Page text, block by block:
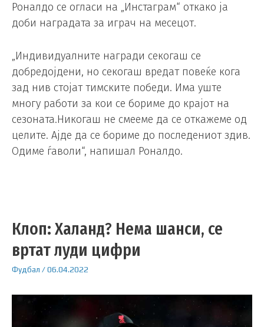
Роналдо се огласи на „Инстаграм“ откако ја
доби наградата за играч на месецот.
„Индивидуалните награди секогаш се
добредојдени, но секогаш вредат повеќе кога
зад нив стојат тимските победи. Има уште
многу работи за кои се бориме до крајот на
сезоната.Никогаш не смееме да се откажеме од
целите. Ајде да се бориме до последениот здив.
Одиме ѓаволи“, напишал Роналдо.
Клоп: Халанд? Нема шанси, се
вртат луди цифри
Фудбал /06.04.2022